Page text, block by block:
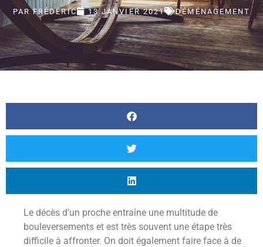
PAR FRÉDÉRIC 13 JANVIER 2021 DÉMÉNAGEMENT
Le décès d’un proche entraîne une multitude de
bouleversements et est très souvent une étape très
difficile à affronter. On doit également faire face à de